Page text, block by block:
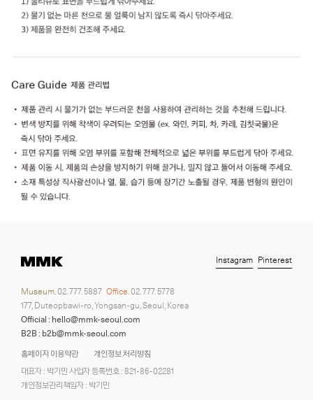
홈페이지 이용약관
개인정보 처리방침
대표자 : 박기민 사업자 등록번호 : 821-86-02281
개인정보관리책임자 : 박기민
Museum. 02. 777. 5887 Office. 02. 777. 5778
177, Duteopbawi-ro, Yongsan-gu, Seoul, Korea
Official : hello@mmk-seoul.com
B2B : b2b@mmk-seoul.com
Instagram Pinterest